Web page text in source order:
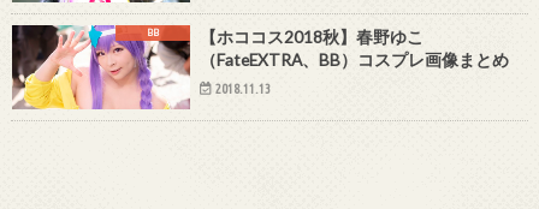
BB
【ホココス2018秋】春野ゆこ
（FateEXTRA、BB）コスプレ画像まとめ
2018.11.13